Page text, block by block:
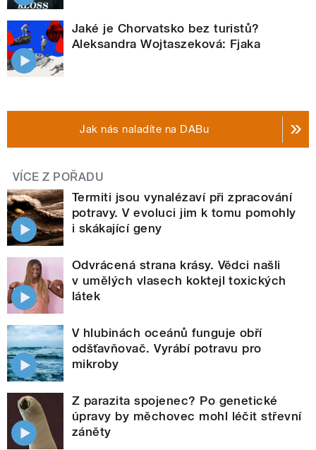
Jaké je Chorvatsko bez turistů?
Aleksandra Wojtaszeková: Fjaka
Jak nás naladíte na DABu
VÍCE Z POŘADU
Termiti jsou vynalézaví při zpracování
potravy. V evoluci jim k tomu pomohly
i skákající geny
Odvrácená strana krásy. Vědci našli
v umělých vlasech koktejl toxických
látek
V hlubinách oceánů funguje obří
odšťavňovač. Vyrábí potravu pro
mikroby
Z parazita spojenec? Po genetické
úpravy by měchovec mohl léčit střevní
záněty